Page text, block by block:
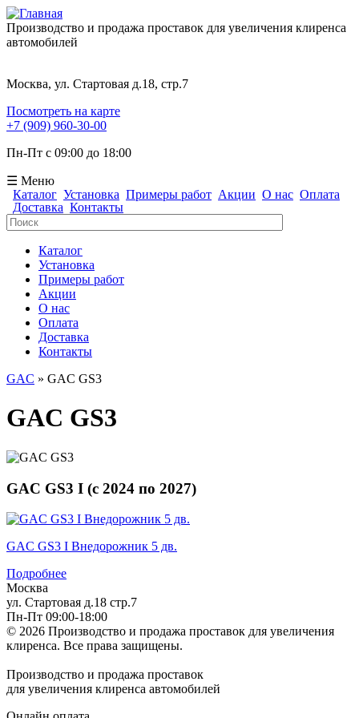
Производство и продажа проставок для увеличения клиренса
автомобилей
Москва, ул. Стартовая д.18, стр.7
Посмотреть на карте
+7 (909) 960-30-00
Пн-Пт с 09:00 до 18:00
☰ Меню
Каталог Установка Примеры работ Акции О нас Оплата
Доставка Контакты
Поиск
Каталог
Установка
Примеры работ
Акции
О нас
Оплата
Доставка
Контакты
GAC » GAC GS3
GAC GS3
GAC GS3 I (с 2024 по 2027)
GAC GS3 I Внедорожник 5 дв.
Подробнее
Москва
ул. Стартовая д.18 стр.7
Пн-Пт 09:00-18:00
© 2026 Производство и продажа проставок для увеличения
клиренса. Все права защищены.
Производство и продажа проставок
для увеличения клиренса автомобилей